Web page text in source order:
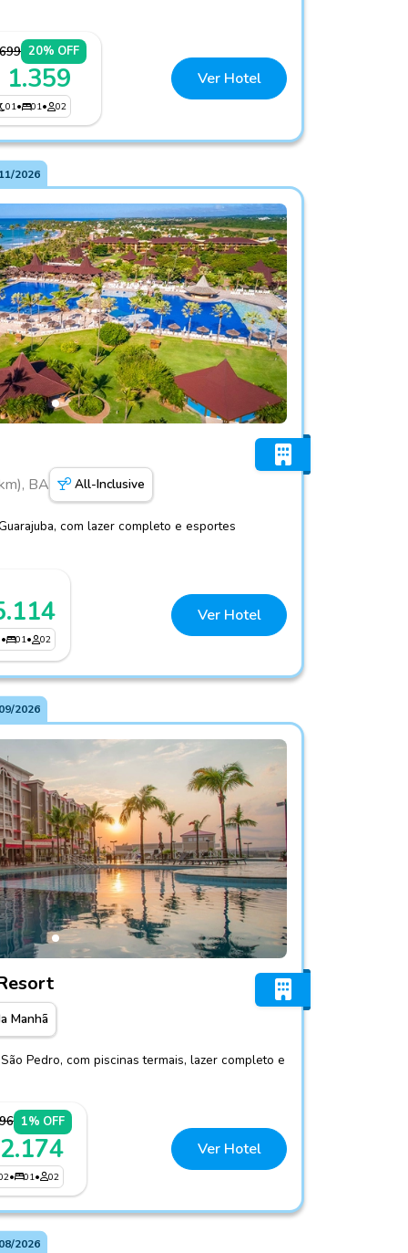
20% OFF
1.359
01• 01• 02
Ver Hotel
2026
BA All-Inclusive
com lazer completo e esportes
• 01• 02
Ver Hotel
2026
Manhã
Pedro, com piscinas termais, lazer completo e
1% OFF
• 01• 02
Ver Hotel
2026